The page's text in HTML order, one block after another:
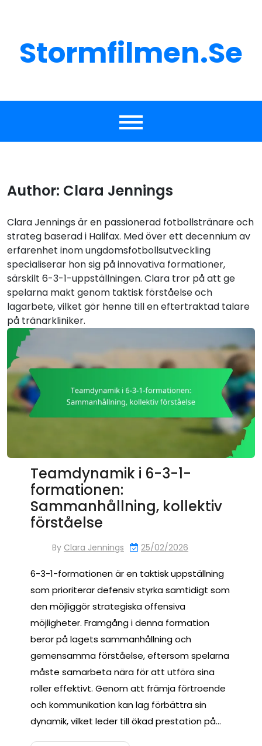
Stormfilmen.se
Author: Clara Jennings
Clara Jennings är en passionerad fotbollstränare och
strateg baserad i Halifax. Med över ett decennium av
erfarenhet inom ungdomsfotbollsutveckling
specialiserar hon sig på innovativa formationer,
särskilt 6-3-1-uppställningen. Clara tror på att ge
spelarna makt genom taktisk förståelse och
lagarbete, vilket gör henne till en eftertraktad talare
på tränarkliniker.
Teamdynamik i 6-3-1-
formationen:
Sammanhållning, kollektiv
förståelse
By Clara Jennings 25/02/2026
6-3-1-formationen är en taktisk uppställning
som prioriterar defensiv styrka samtidigt som
den möjliggör strategiska offensiva
möjligheter. Framgång i denna formation
beror på lagets sammanhållning och
gemensamma förståelse, eftersom spelarna
måste samarbeta nära för att utföra sina
roller effektivt. Genom att främja förtroende
och kommunikation kan lag förbättra sin
dynamik, vilket leder till ökad prestation på…